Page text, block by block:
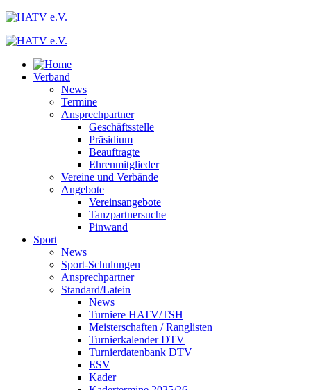
Verband
News
Termine
Ansprechpartner
Geschäftsstelle
Präsidium
Beauftragte
Ehrenmitglieder
Vereine und Verbände
Angebote
Vereinsangebote
Tanzpartnersuche
Pinwand
Sport
News
Sport-Schulungen
Ansprechpartner
Standard/Latein
News
Turniere HATV/TSH
Meisterschaften / Ranglisten
Turnierkalender DTV
Turnierdatenbank DTV
ESV
Kader